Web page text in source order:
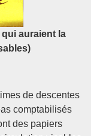
auraient la
de descentes
comptabilisés
des papiers